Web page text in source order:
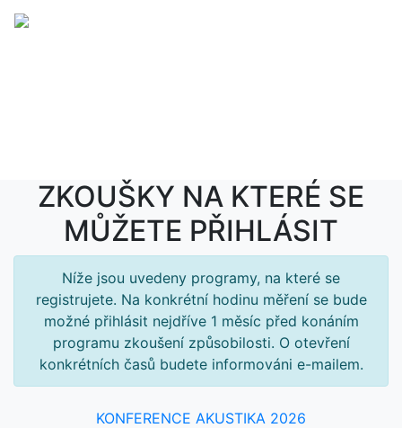
ZKOUŠKY NA KTERÉ SE
MŮŽETE PŘIHLÁSIT
Níže jsou uvedeny programy, na které se
registrujete. Na konkrétní hodinu měření se bude
možné přihlásit nejdříve 1 měsíc před konáním
programu zkoušení způsobilosti. O otevření
konkrétních časů budete informováni e-mailem.
KONFERENCE AKUSTIKA 2026